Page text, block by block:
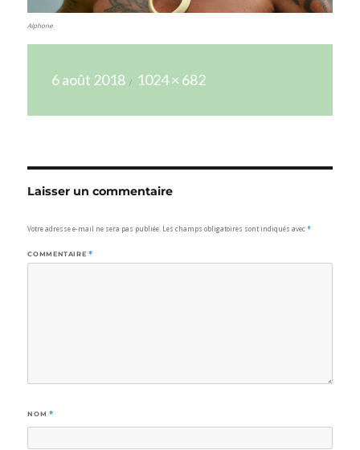
Alphone
le
6 août 2018
réelle
1024 × 682
Laisser un commentaire
Votre adresse e-mail ne sera pas publiée. Les champs obligatoires sont indiqués avec*
COMMENTAIRE *
NOM *